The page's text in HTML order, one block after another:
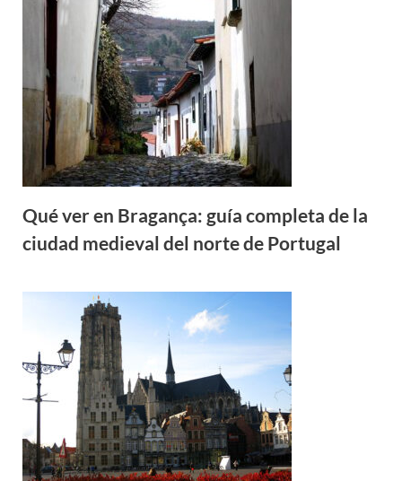
Qué ver en Bragança: guía completa de la
ciudad medieval del norte de Portugal